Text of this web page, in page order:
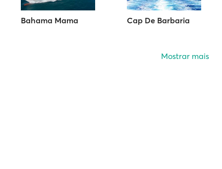
Bahama Mama Cap De Barbaria
Mostrar mais